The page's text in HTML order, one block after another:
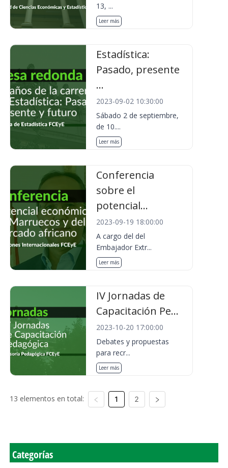
13, ...
Leer más
Estadística:
Pasado, presente
...
2023-09-02 10:30:00
Sábado 2 de septiembre,
de 10....
Leer más
Conferencia
sobre el
potencial...
2023-09-19 18:00:00
A cargo del del
Embajador Extr...
Leer más
IV Jornadas de
Capacitación Pe...
2023-10-20 17:00:00
Debates y propuestas
para recr...
Leer más
13 elementos en total: 1 2
Categorías